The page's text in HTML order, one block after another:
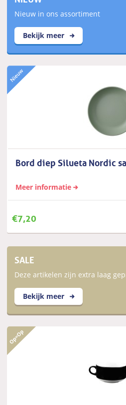
Nieuw in ons assortiment
Bekijk meer
Bord diep Silueta Nordic
Meer informatie
€7,20
SALE
Deze artikelen zijn extra laag
Bekijk meer